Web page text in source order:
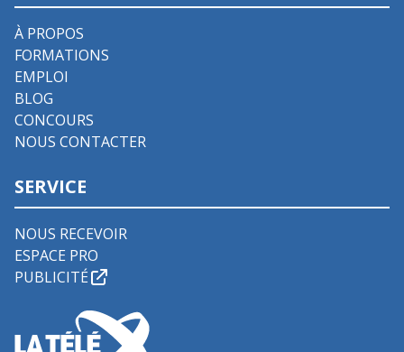
À PROPOS
FORMATIONS
EMPLOI
BLOG
CONCOURS
NOUS CONTACTER
SERVICE
NOUS RECEVOIR
ESPACE PRO
PUBLICITÉ